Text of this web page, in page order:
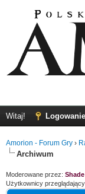
Witaj! Logowanie
Amorion - Forum Gry ›
Archiwum
Moderowane przez: Shade
Użytkownicy